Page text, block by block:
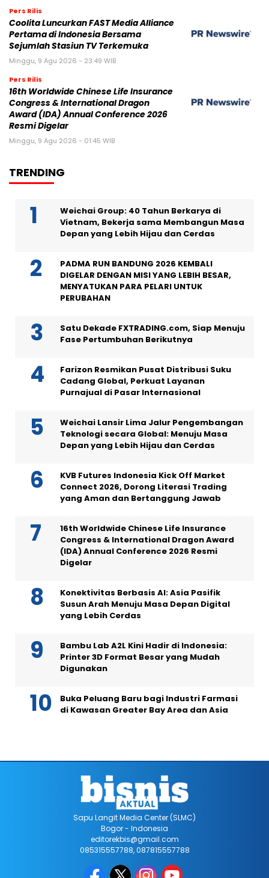
Pers Rilis
Coolita Luncurkan FAST Media Alliance
Pertama di Indonesia Bersama
Sejumlah Stasiun TV Terkemuka
Minggu, 9 Agu 2026 - 23:49 WIB
Pers Rilis
16th Worldwide Chinese Life Insurance
Congress & International Dragon
Award (IDA) Annual Conference 2026
Resmi Digelar
Minggu, 9 Agu 2026 - 01:45 WIB
TRENDING
Weichai Group: 40 Tahun Berkarya di
Vietnam, Bekerja sama Membangun Masa
Depan yang Lebih Hijau dan Cerdas
PADMA RUN BANDUNG 2026 KEMBALI
DIGELAR DENGAN MISI YANG LEBIH BESAR,
MENYATUKAN PARA PELARI UNTUK
PERUBAHAN
Satu Dekade FXTRADING.com, Siap Menuju
Fase Pertumbuhan Berikutnya
Farizon Resmikan Pusat Distribusi Suku
Cadang Global, Perkuat Layanan
Purnajual di Pasar Internasional
Weichai Lansir Lima Jalur Pengembangan
Teknologi secara Global: Menuju Masa
Depan yang Lebih Hijau dan Cerdas
KVB Futures Indonesia Kick Off Market
Connect 2026, Dorong Literasi Trading
yang Aman dan Bertanggung Jawab
16th Worldwide Chinese Life Insurance
Congress & International Dragon Award
(IDA) Annual Conference 2026 Resmi
Digelar
Konektivitas Berbasis AI: Asia Pasifik
Susun Arah Menuju Masa Depan Digital
yang Lebih Cerdas
Bambu Lab A2L Kini Hadir di Indonesia:
Printer 3D Format Besar yang Mudah
Digunakan
Buka Peluang Baru bagi Industri Farmasi
di Kawasan Greater Bay Area dan Asia
Sapu Langit Media Center (SLMC)
Bogor - Indonesia
editorekbis@gmail.com
085315557788, 087815557788